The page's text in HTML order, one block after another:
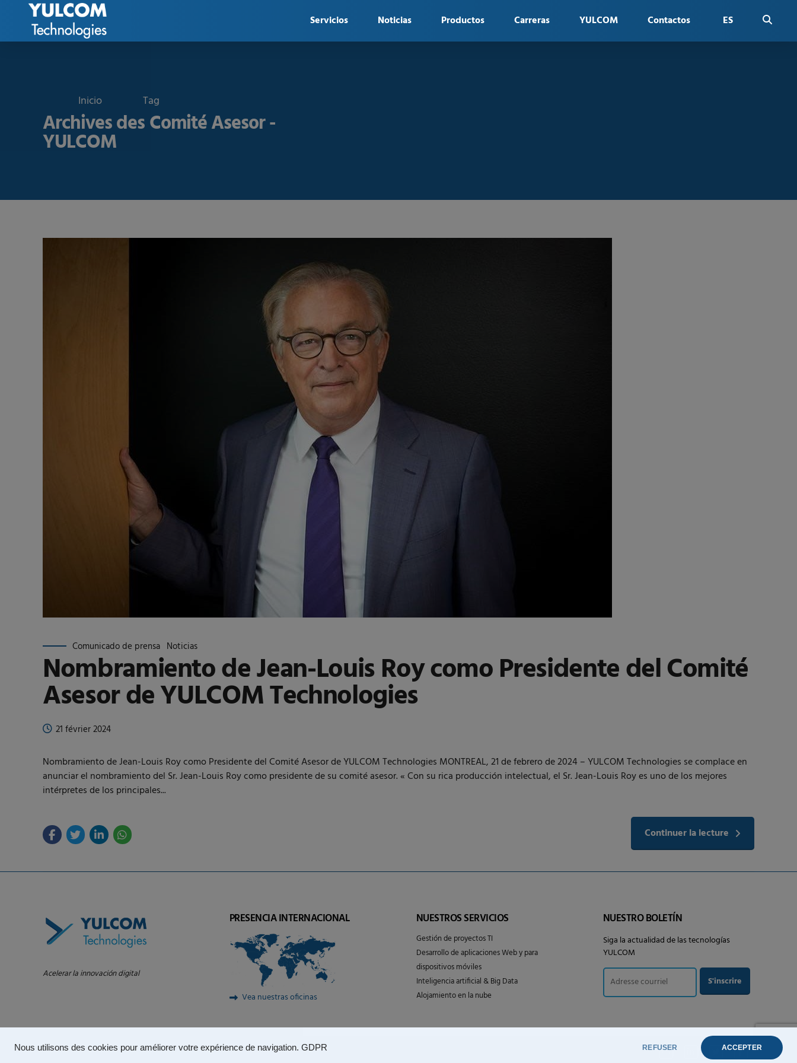
Nous utilisons des cookies pour améliorer votre expérience de navigation. GDPR REFUSER ACCEPTER
Servicios Noticias Productos Carreras YULCOM Contactos ES
Tag
Archives des Comité Asesor -
YULCOM
Comunicado de prensa Noticias
Nombramiento de Jean-Louis Roy como Presidente del Comité
Asesor de YULCOM Technologies
21 février 2024
Nombramiento de Jean-Louis Roy como Presidente del Comité Asesor de YULCOM Technologies MONTREAL, 21 de febrero de 2024 – YULCOM Technologies se complace en
anunciar el nombramiento del Sr. Jean-Louis Roy como presidente de su comité asesor. « Con su rica producción intelectual, el Sr. Jean-Louis Roy es uno de los mejores
intérpretes de los principales...
Continuer la lecture
Acelerar la innovación digital
PRESENCIA INTERNACIONAL
Vea nuestras oficinas
NUESTROS SERVICIOS
Gestión de proyectos TI
Desarrollo de aplicaciones Web y para
dispositivos móviles
Inteligencia artificial & Big Data
Alojamiento en la nube
NUESTRO BOLETÍN
Siga la actualidad de las tecnologías
YULCOM
© 2024 – YULCOM Technologies |Política de privacidad|Condiciones de uso